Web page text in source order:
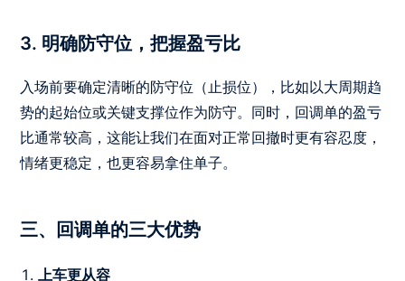
3. 明确防守位，把握盈亏比
入场前要确定清晰的防守位（止损位），比如以大周期趋
势的起始位或关键支撑位作为防守。同时，回调单的盈亏
比通常较高，这能让我们在面对正常回撤时更有容忍度，
情绪更稳定，也更容易拿住单子。
三、回调单的三大优势
上车更从容